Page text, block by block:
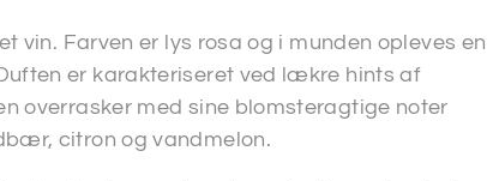
vin. Farven er lys rosa og i munden opleves en
er karakteriseret ved lækre hints af
overrasker med sine blomsteragtige noter
citron og vandmelon.